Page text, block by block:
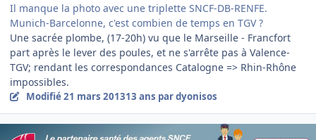
Il manque la photo avec une triplette SNCF-DB-RENFE.
Munich-Barcelonne, c'est combien de temps en TGV ?
Une sacrée plombe, (17-20h) vu que le Marseille - Francfort
part après le lever des poules, et ne s'arrête pas à Valence-
TGV; rendant les correspondances Catalogne => Rhin-Rhône
impossibles.
Modifié21 mars 201313 ans par dyonisos